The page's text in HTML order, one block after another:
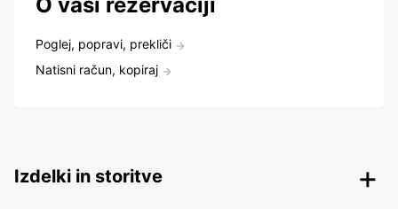
Poglej, popravi, prekliči
Natisni račun, kopiraj
Izdelki in storitve